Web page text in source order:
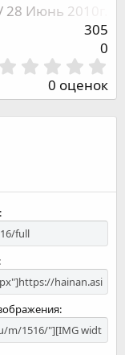
Июнь 2010г.
305
0
,
0
0
д
0 оценок